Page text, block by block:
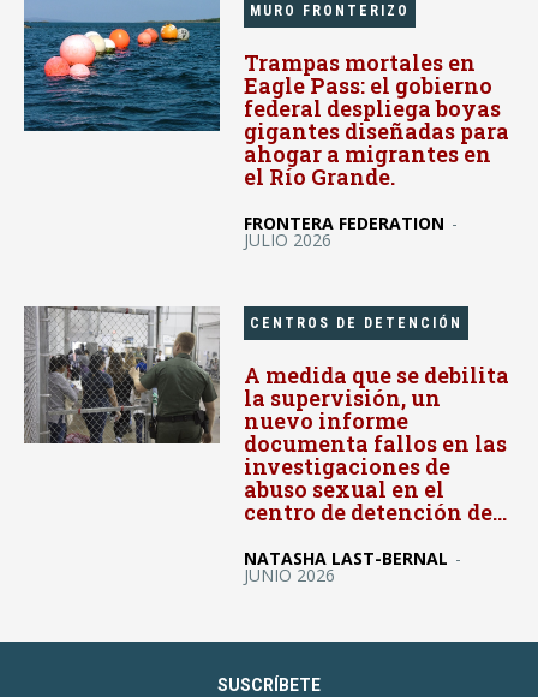
MURO FRONTERIZO
Trampas mortales en
Eagle Pass: el gobierno
federal despliega boyas
gigantes diseñadas para
ahogar a migrantes en
el Río Grande.
FRONTERA FEDERATION -
JULIO 2026
CENTROS DE DETENCIÓN
A medida que se debilita
la supervisión, un
nuevo informe
documenta fallos en las
investigaciones de
abuso sexual en el
centro de detención de...
NATASHA LAST-BERNAL -
JUNIO 2026
SUSCRÍBETE